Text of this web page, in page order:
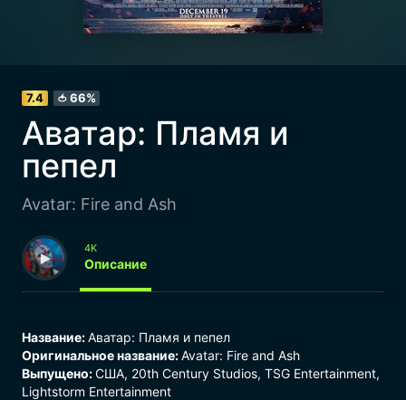
🍅 66%
7.4
Аватар: Пламя и
пепел
Avatar: Fire and Ash
4K
Описание
Название:Аватар: Пламя и пепел
Оригинальное название:Avatar: Fire and Ash
Выпущено:США, 20th Century Studios, TSG Entertainment,
Lightstorm Entertainment